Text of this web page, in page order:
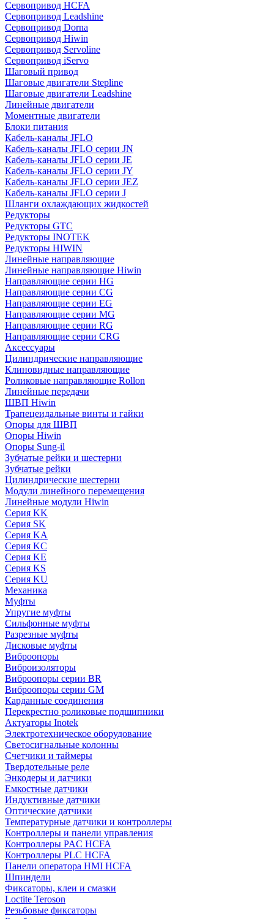
Сервопривод HCFA
Сервопривод Leadshine
Сервопривод Dorna
Сервопривод Hiwin
Сервопривод Servoline
Сервопривод iServo
Шаговый привод
Шаговые двигатели Stepline
Шаговые двигатели Leadshine
Линейные двигатели
Моментные двигатели
Блоки питания
Кабель-каналы JFLO
Кабель-каналы JFLO серии JN
Кабель-каналы JFLO серии JE
Кабель-каналы JFLO серии JY
Кабель-каналы JFLO серии JEZ
Кабель-каналы JFLO серии J
Шланги охлаждающих жидкостей
Редукторы
Редукторы GTC
Редукторы INOTEK
Редукторы HIWIN
Линейные направляющие
Линейные направляющие Hiwin
Направляющие серии HG
Направляющие серии CG
Направляющие серии EG
Направляющие серии MG
Направляющие серии RG
Направляющие серии CRG
Аксессуары
Цилиндрические направляющие
Клиновидные направляющие
Роликовые направляющие Rollon
Линейные передачи
ШВП Hiwin
Трапецеидальные винты и гайки
Опоры для ШВП
Опоры Hiwin
Опоры Sung-il
Зубчатые рейки и шестерни
Зубчатые рейки
Цилиндрические шестерни
Модули линейного перемещения
Линейные модули Hiwin
Серия KK
Серия SK
Серия KA
Серия KC
Серия KE
Серия KS
Серия KU
Механика
Муфты
Упругие муфты
Сильфонные муфты
Разрезные муфты
Дисковые муфты
Виброопоры
Виброизоляторы
Виброопоры серии BR
Виброопоры серии GM
Карданные соединения
Перекрестно роликовые подшипники
Актуаторы Inotek
Электротехническое оборудование
Светосигнальные колонны
Счетчики и таймеры
Твердотельные реле
Энкодеры и датчики
Емкостные датчики
Индуктивные датчики
Оптические датчики
Температурные датчики и контроллеры
Контроллеры и панели управления
Контроллеры PAC HCFA
Контроллеры PLC HCFA
Панели оператора HMI HCFA
Шпиндели
Фиксаторы, клеи и смазки
Loctite Teroson
Резьбовые фиксаторы